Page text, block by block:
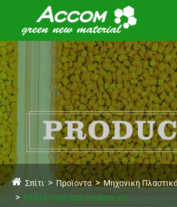
Σπίτι Προϊόντα
Μηχανική
Πέλλετ από πολυανθρακικό